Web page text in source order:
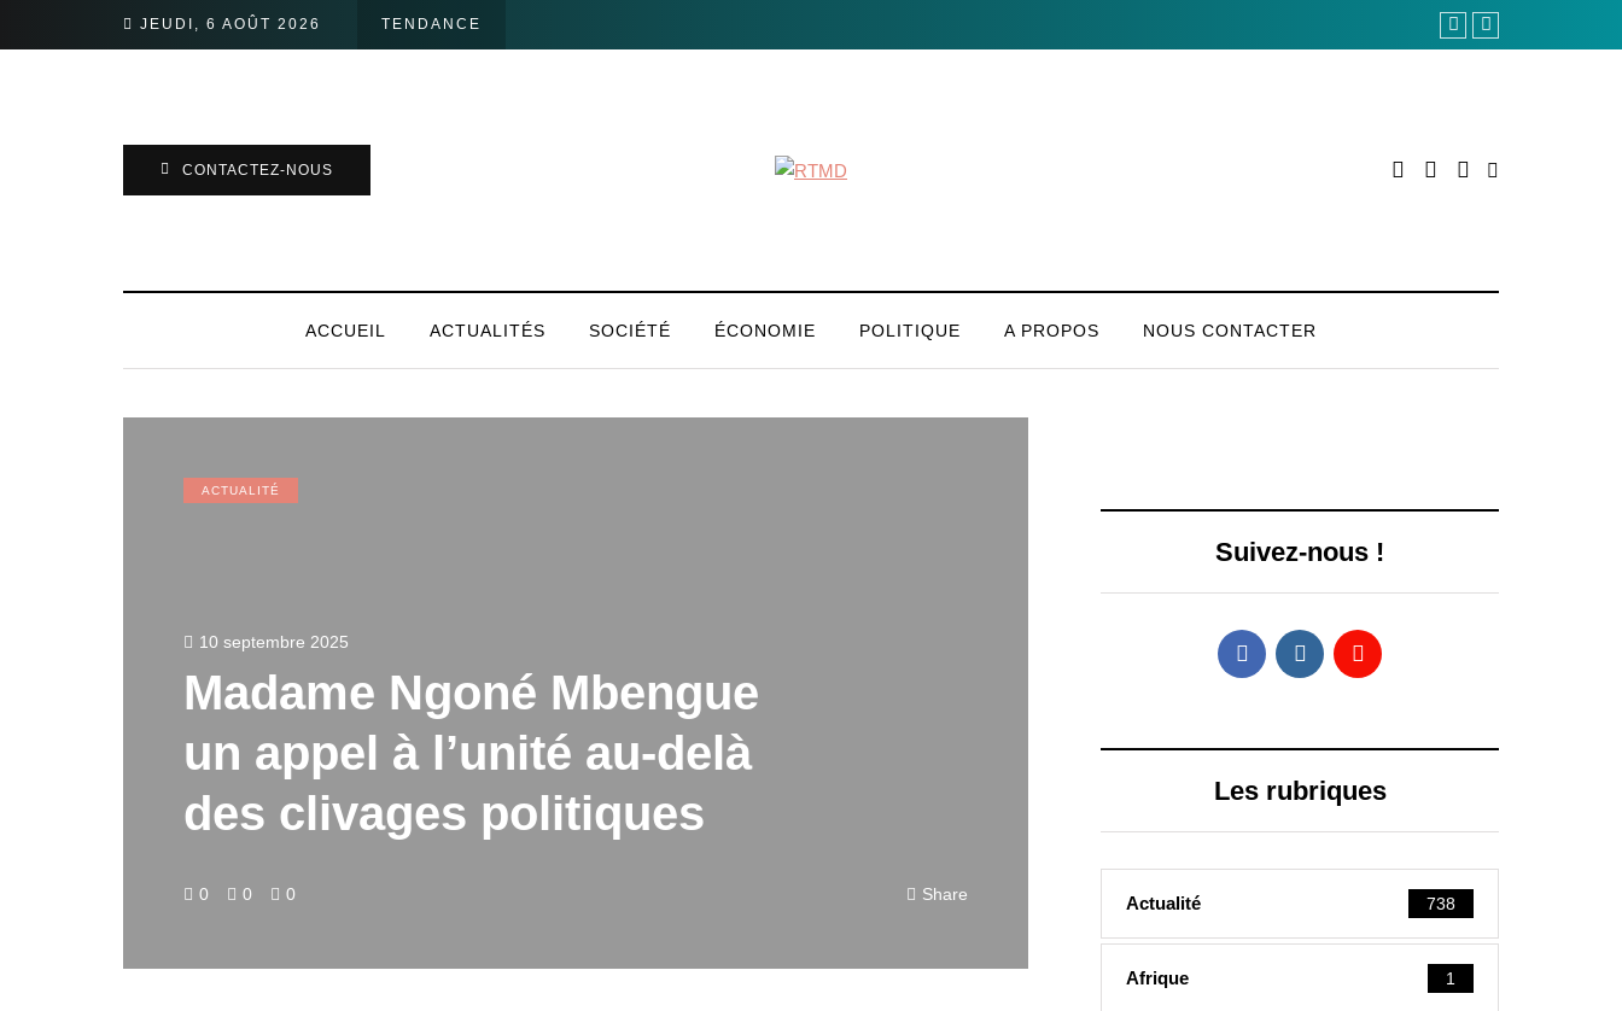
JEUDI, 6 AOÛT 2026 TENDANCE
CONTACTEZ-NOUS
ACCUEIL ACTUALITÉS SOCIÉTÉ ÉCONOMIE POLITIQUE A PROPOS NOUS CONTACTER
ACTUALITÉ
10 septembre 2025
Madame Ngoné Mbengue
un appel à l’unité au-delà
des clivages politiques
0 0 0 Share
Suivez-nous !
Les rubriques
Actualité 738
Afrique 1